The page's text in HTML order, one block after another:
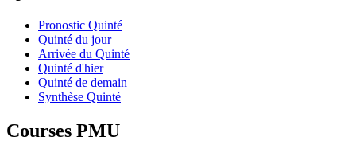
Pronostic Quinté
Quinté du jour
Arrivée du Quinté
Quinté d'hier
Quinté de demain
Synthèse Quinté
Courses PMU